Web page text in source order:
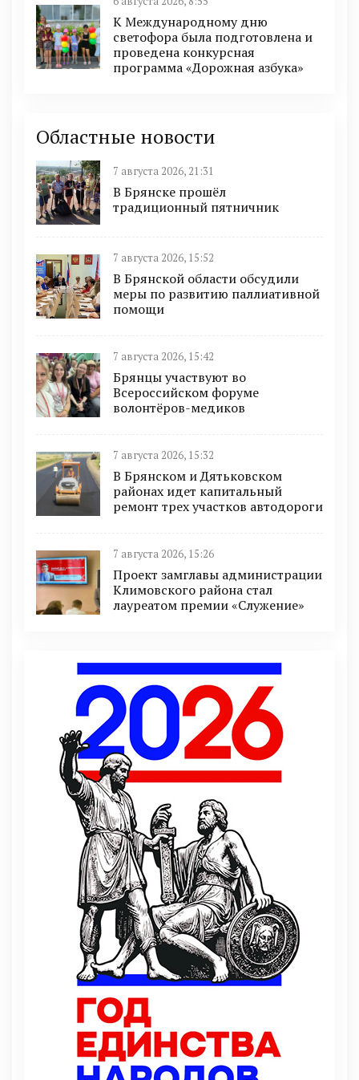
К Международному дню
светофора была подготовлена и
проведена конкурсная
программа «Дорожная азбука»
Областные новости
7 августа 2026, 21:31
В Брянске прошёл
традиционный пятничник
7 августа 2026, 15:52
В Брянской области обсудили
меры по развитию паллиативной
помощи
7 августа 2026, 15:42
Брянцы участвуют во
Всероссийском форуме
волонтёров-медиков
7 августа 2026, 15:32
В Брянском и Дятьковском
районах идет капитальный
ремонт трех участков автодороги
7 августа 2026, 15:26
Проект замглавы администрации
Климовского района стал
лауреатом премии «Служение»